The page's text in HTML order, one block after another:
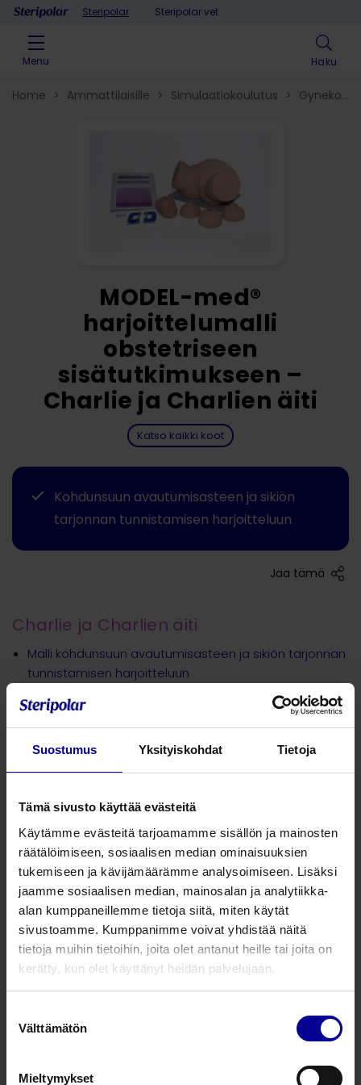
Suostumus Yksityiskohdat Tietoja
Tämä sivusto käyttää evästeitä
Käytämme evästeitä tarjoamamme sisällön ja mainosten
räätälöimiseen, sosiaalisen median ominaisuuksien
tukemiseen ja kävijämäärämme analysoimiseen. Lisäksi
jaamme sosiaalisen median, mainosalan ja analytiikka-
alan kumppaneillemme tietoja siitä, miten käytät
sivustoamme. Kumppanimme voivat yhdistää näitä
tietoja muihin tietoihin, joita olet antanut heille tai joita on
kerätty, kun olet käyttänyt heidän palvelujaan.
valinta
Välttämätön
Mieltymykset
Skip to contentSteripolar Steripolar vet
Menu Haku
Home > Ammattilaisille > Simulaatiokoulutus >
Charlie ja Charlien äiti
Malli kohdunsuun avautumisasteen ja sikiön tarjonnan
tunnistamisen harjoitteluun
Helppo käyttää. Cervix asetetaan sikiön pään yli ja
venytetään sitä, kunnes haluttu
Sisältää 3 cervixiä
-primipara
-multipara
-oedematous
Tuotenumero Tuotekuvaus
BNDCM001 Harjoittelumalli obstetriseen
Myös yksittäin tilattavat:
FH001
CP001
MODEL-med®
harjoittelumalli
obstetriseen
sisätutkimukseen –
Charlie ja Charlien äiti
Katso kaikki koot
Kohdunsuun avautumisasteen ja sikiön
tarjonnan tunnistamisen harjoitteluun
Jaa tämä